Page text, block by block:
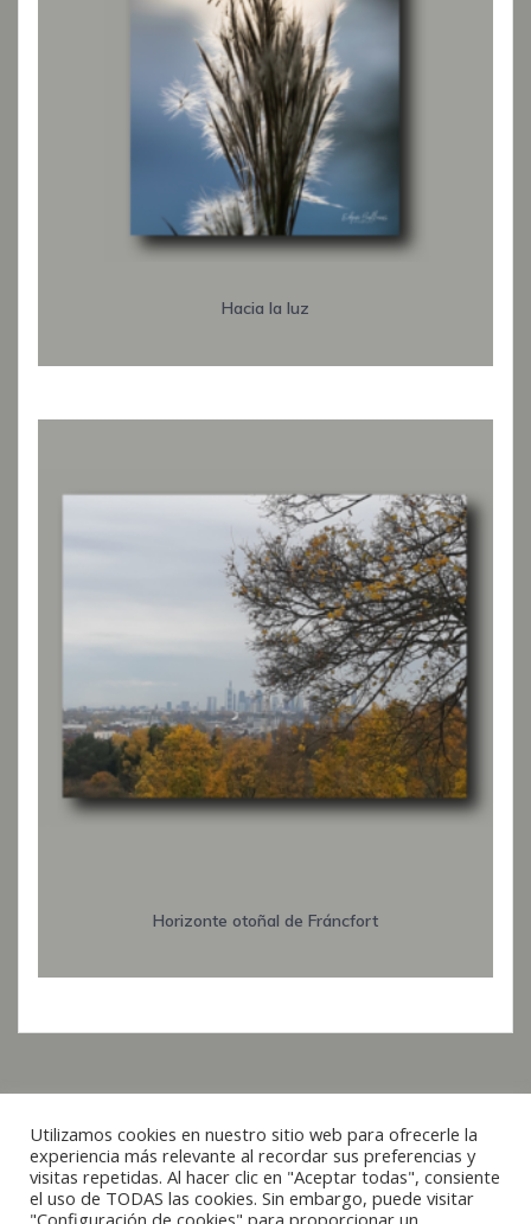
Hacia la luz
Horizonte otoñal de Fráncfort
© 2019 - 2026 raxxa
Utilizamos cookies en nuestro sitio web para ofrecerle la
experiencia más relevante al recordar sus preferencias y
visitas repetidas. Al hacer clic en "Aceptar todas", consiente
el uso de TODAS las cookies. Sin embargo, puede visitar
"Configuración de cookies" para proporcionar un
Français
Italiano